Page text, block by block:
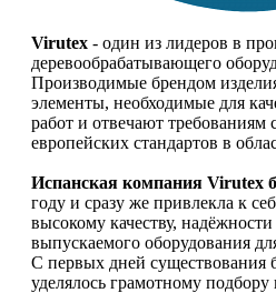
Virutex - один из лидеров в
деревообрабатывающего
Производимые брендом
элементы, необходимые для
работ и отвечают требованиям
европейских стандартов в
Испанская компания Virutex
году и сразу же привлекла к
высокому качеству,
выпускаемого оборудования
С первых дней существования
уделялось грамотному